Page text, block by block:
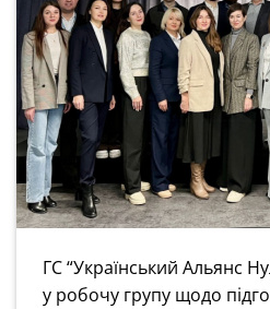
ГС “Український Альянс
у робочу групу щодо